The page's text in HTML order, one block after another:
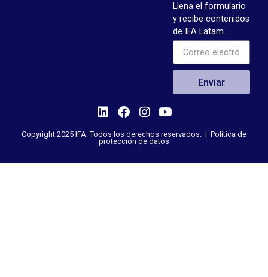
Llena el formulario
y recibe contenidos
de IFA Latam.
Enviar
Copyright 2025 IFA. Todos los derechos reservados. | Política de
protección de datos